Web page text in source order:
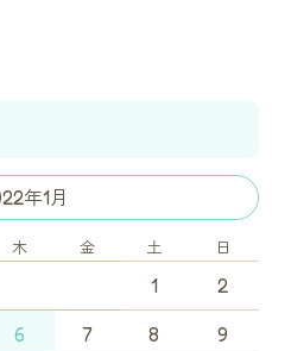
年1月
木 金 土 日
1 2
6 7 8 9